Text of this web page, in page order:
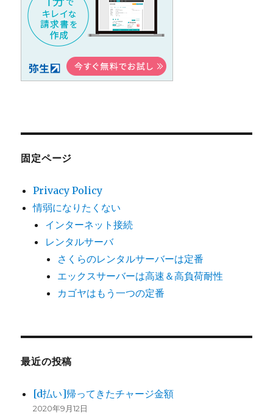
固定ページ
Privacy Policy
情弱になりたくない
インターネット接続
レンタルサーバ
さくらのレンタルサーバーは定番
エックスサーバーは高速＆高負荷耐性
カゴヤはもう一つの定番
最近の投稿
[d払い]帰ってきたチャージ金額
2020年9月12日